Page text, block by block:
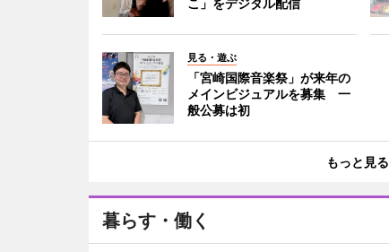
こ」をデジタル配信
見る・遊ぶ
「宮崎国際音楽祭」が来年の
メインビジュアルを募集 一
般公募は初
もっと見る
暮らす・働く